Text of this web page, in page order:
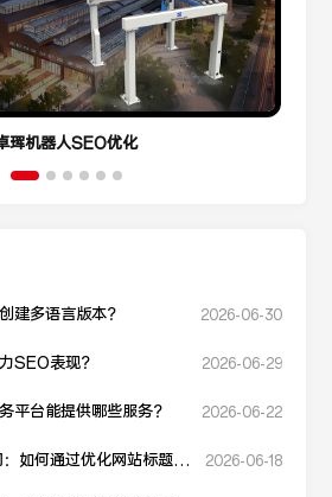
珲机器人SEO优化
建多语言版本？ 2026-06-30
SEO表现？ 2026-06-29
平台能提供哪些服务？ 2026-06-22
如何通过优化网站标题提
2026-06-18